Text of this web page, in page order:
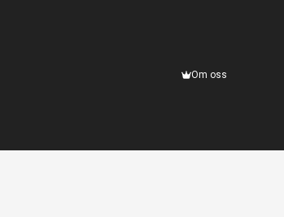
Om oss